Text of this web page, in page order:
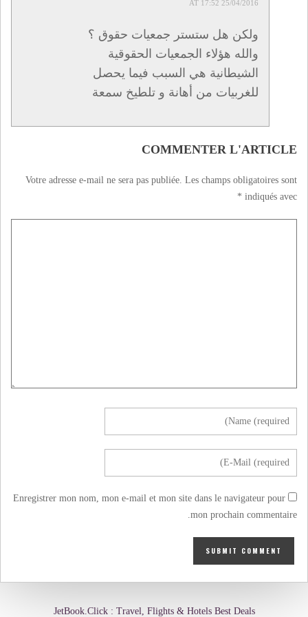
25/04/2016 AT 17:52
ولكن هل ستستر جمعيات حقوق ؟
والله هؤلاء الجمعيات الحقوقية
الشيطانية هي السبب فيما يحصل
للغربيات من أهانة و تلطيخ سمعة
COMMENTER L'ARTICLE
Votre adresse e-mail ne sera pas publiée. Les champs obligatoires sont
indiqués avec
*
Enregistrer mon nom, mon e-mail et mon site dans le navigateur pour
mon prochain commentaire.
JetBook.Click : Travel, Flights & Hotels Best Deals